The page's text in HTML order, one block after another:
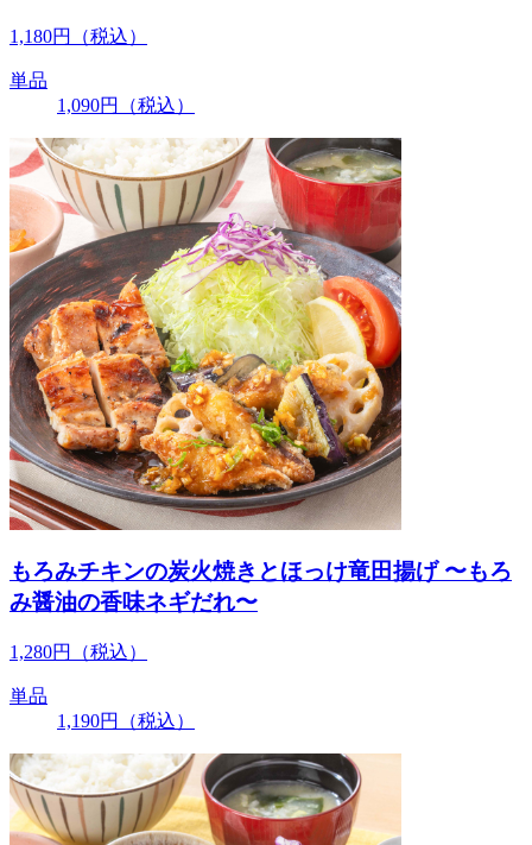
1,180円 （税込）
単品
1,090円 （税込）
もろみチキンの炭火焼きとほっけ竜田揚げ 〜もろ
み醤油の香味ネギだれ〜
1,280円 （税込）
単品
1,190円 （税込）